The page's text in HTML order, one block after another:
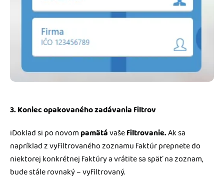
3. Koniec opakovaného zadávania filtrov
iDoklad si po novompamätávašefiltrovanie.Ak sa
napríklad z vyfiltrovaného zoznamu faktúr prepnete do
niektorej konkrétnej faktúry a vrátite sa späť na zoznam,
bude stále rovnaký – vyfiltrovaný.